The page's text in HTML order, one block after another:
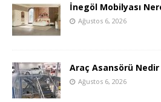
İnegöl Mobilyası
Ağustos 6, 2026
Araç Asansörü Nedir
Ağustos 6, 2026